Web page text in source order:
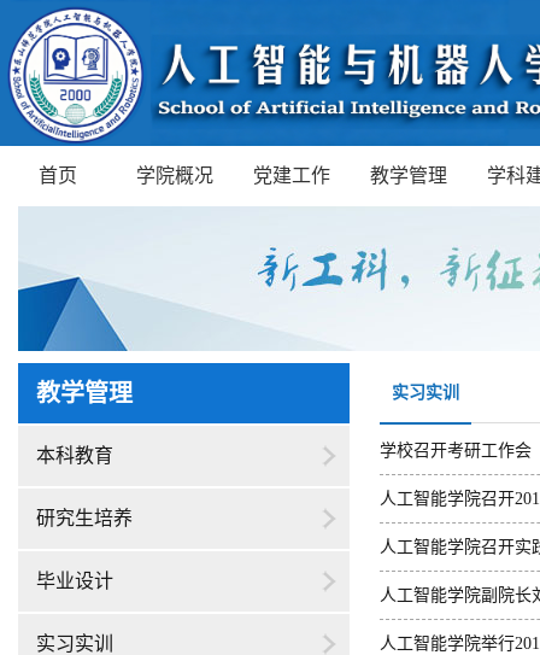
首页 学院概况 党建工作 教学管理 学科
教学管理
本科教育
研究生培养
毕业设计
实习实训
实习实训
学校召开考研工作会
人工智能学院召开
人工智能学院召开实
人工智能学院副院长
人工智能学院举行